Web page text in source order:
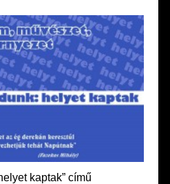
kaptak” című